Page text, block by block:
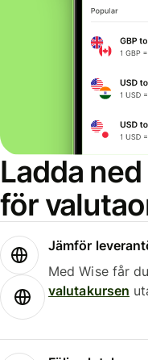
Ladda
för
Jämför
Med Wise får
valutakursen